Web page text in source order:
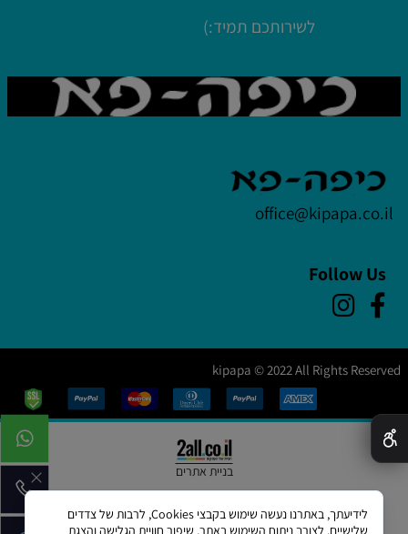
לשירותכם תמיד:)
office@kipapa.co.il
Follow Us
kipapa © 2022 All Rights Reserved
בניית אתרים
לידיעתך, באתרנו נעשה שימוש בקבצי Cookies, לרבות של צדדים
שלישיים, לצורך ניתוח השימוש באתר, שיפור חוויית הגלישה והצגת